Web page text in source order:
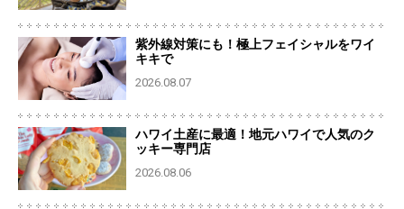
紫外線対策にも！極上フェイシャルをワイ
キキで
2026.08.07
ハワイ土産に最適！地元ハワイで人気のク
ッキー専門店
2026.08.06